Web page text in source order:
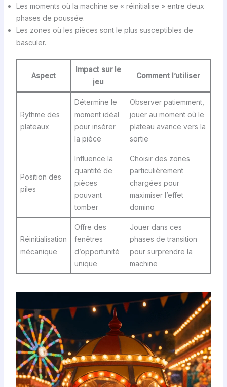
Les moments où la machine se « réinitialise » entre deux
phases de poussée.
Les zones où les pièces sont le plus susceptibles de
basculer.
Aspect
Impact sur le
jeu
Comment l’utiliser
Rythme des
plateaux
Détermine le
moment idéal
pour insérer
la pièce
Observer patiemment,
jouer au moment où le
plateau avance vers la
sortie
Position des
piles
Influence la
quantité de
pièces
pouvant
tomber
Choisir des zones
particulièrement
chargées pour
maximiser l’effet
domino
Réinitialisation
mécanique
Offre des
fenêtres
d’opportunité
unique
Jouer dans ces
phases de transition
pour surprendre la
machine